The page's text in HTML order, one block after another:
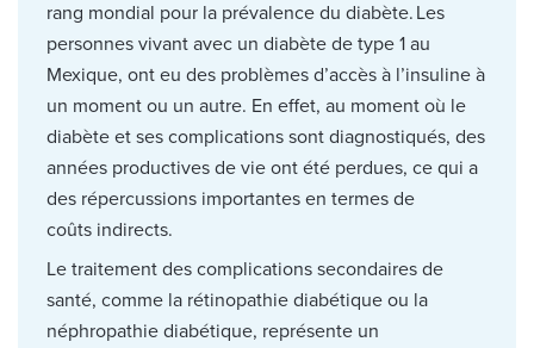
rang mondial pour la prévalence du diabète. Les
personnes vivant avec un diabète de type 1 au
Mexique, ont eu des problèmes d’accès à l’insuline à
un moment ou un autre. En effet, au moment où le
diabète et ses complications sont diagnostiqués, des
années productives de vie ont été perdues, ce qui a
des répercussions importantes en termes de
coûts indirects.
Le traitement des complications secondaires de
santé, comme la rétinopathie diabétique ou la
néphropathie diabétique, représente un